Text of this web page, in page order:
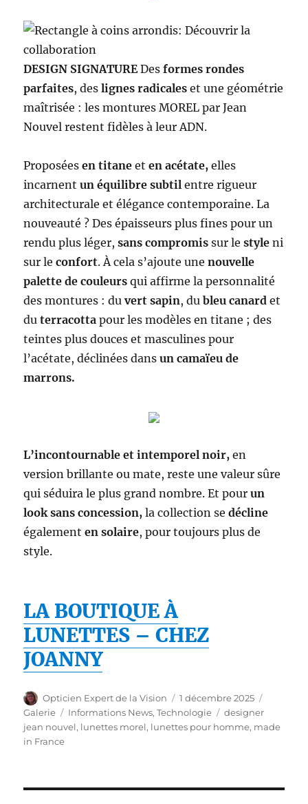
DESIGN SIGNATUREDesformes rondes
parfaites, des lignes radicaleset une géométrie
maîtrisée : les montures MOREL par Jean
Nouvel restent fidèles à leur ADN.
Proposées en titane eten acétate, elles
incarnentun équilibre subtilentre rigueur
architecturale et élégance contemporaine. La
nouveauté ? Des épaisseurs plus fines pour un
rendu plus léger,sans compromis sur lestyle ni
sur leconfort. À cela s’ajoute unenouvelle
palette de couleursqui affirme la personnalité
des montures : duvert sapin, dubleu canard et
duterracotta pour les modèles en titane ; des
teintes plus douces et masculines pour
l’acétate, déclinées dansun camaïeu de
marrons.
L’incontournable et intemporel noir, en
version brillante ou mate, reste une valeur sûre
qui séduira le plus grand nombre. Et pourun
look sans concession, la collection sedécline
égalementen solaire, pour toujours plus de
style.
LA BOUTIQUE À
LUNETTES – CHEZ
JOANNY
Auteur
Opticien Expert de la Vision
Publié
le
1 décembre 2025
Galerie
Catégories
Informations News,Technologie Étiquettes
designer
jean nouvel, lunettes morel, lunettes pour homme, made
in France